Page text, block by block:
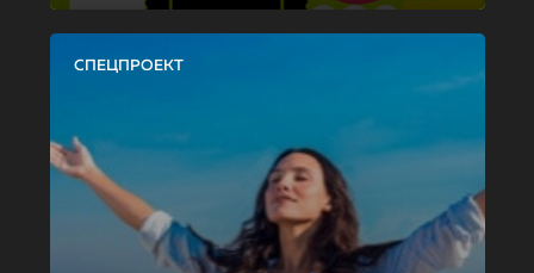
СПЕЦПРОЕКТ